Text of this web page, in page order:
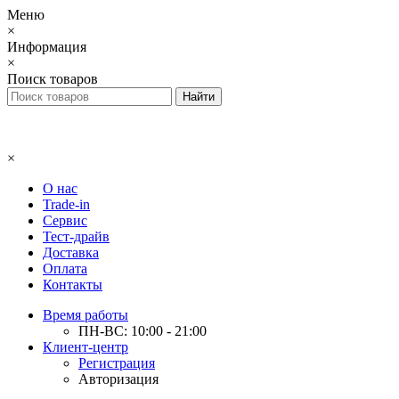
Меню
×
Информация
×
Поиск товаров
×
О нас
Trade-in
Сервис
Тест-драйв
Доставка
Оплата
Контакты
Время работы
ПН-ВС: 10:00 - 21:00
Клиент-центр
Регистрация
Авторизация